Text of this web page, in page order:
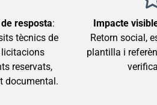
resposta:
tècnics de
reservats,
documental.
Impacte
Retorn social,
plantilla i